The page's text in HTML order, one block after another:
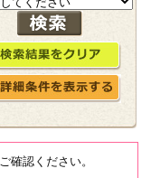
確認ください。